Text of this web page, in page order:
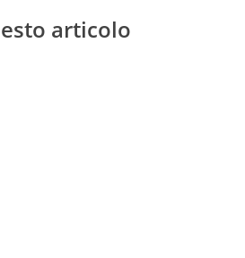
articolo